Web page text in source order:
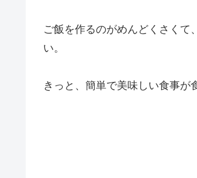
ご飯を作るのがめんどくさくて
い。
きっと、簡単で美味しい食事が